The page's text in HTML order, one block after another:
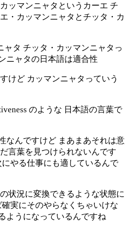
ッマンニャタというカーエ チ
・カッマンニャタとチッタ・カ
ャタ チッタ・カッマンニャタっ
ニャタの日本語は適合性
けど カッマンニャタっていう
のような 日本語の言葉で
なんですけど まあまあそれは意
言葉を見つけられないんです
やる仕事にも適しているんで
状況に変換できるような状態に
実にそのやらなくちゃいけな
ようになっているんですね